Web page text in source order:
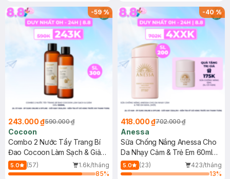
-59%
243.000 ₫590.000 ₫
Cocoon
Combo 2 Nước Tẩy Trang Bí
Đao Cocoon Làm Sạch & Giảm
Dầu 500ml
5.0 (57)
1.6k/tháng
85%
-40%
418.000 ₫702.000 ₫
Anessa
Sữa Chống Nắng Anessa Cho
Da Nhạy Cảm & Trẻ Em 60ml
(Mới)
5.0 (23)
423/tháng
13%